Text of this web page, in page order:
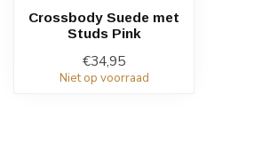
Crossbody Suede met
Studs Pink
€34,95
Niet op voorraad